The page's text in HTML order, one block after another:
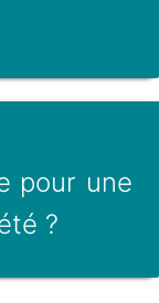
pour une
?